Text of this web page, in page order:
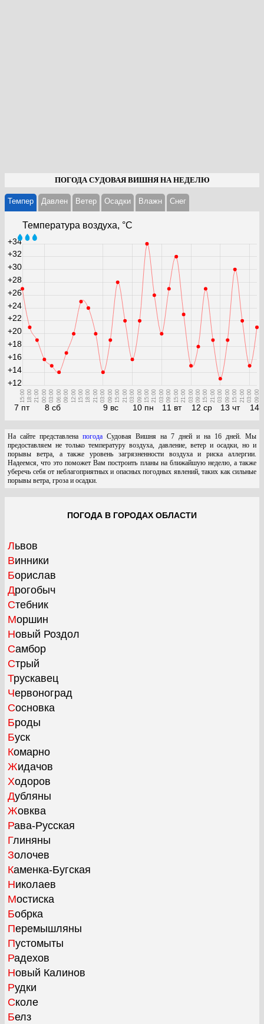
ПОГОДА СУДОВАЯ ВИШНЯ НА НЕДЕЛЮ
Темпер Давлен Ветер Осадки Влажн Cнег
Температура воздуха, °С
7 пт
15:00 18:00 21:00
8 сб
00:00 03:00 06:00 09:00 12:00 15:00 18:00 21:00
9 вс
03:00 09:00 15:00 21:00
10 пн
03:00 09:00 15:00 21:00
11 вт
03:00 09:00 15:00 21:00
12 ср
03:00 09:00 15:00 21:00
13 чт
03:00 09:00 15:00 21:00
14
03:00 09:00
+12
+14
+16
+18
+20
+22
+24
+26
+28
+30
+32
+34
На сайте представлена погода Судовая Вишня на 7 дней и на 16 дней. Мы
предоставляем не только температуру воздуха, давление, ветер и осадки, но и
порывы ветра, а также уровень загрязненности воздуха и риска аллергии.
Надеемся, что это поможет Вам построить планы на ближайшую неделю, а также
уберечь себя от неблагоприятных и опасных погодных явлений, таких как сильные
порывы ветра, гроза и осадки.
ПОГОДА В ГОРОДАХ ОБЛАСТИ
Львов
Винники
Борислав
Дрогобыч
Стебник
Моршин
Новый Роздол
Самбор
Стрый
Трускавец
Червоноград
Сосновка
Броды
Буск
Комарно
Жидачов
Ходоров
Дубляны
Жовква
Рава-Русская
Глиняны
Золочев
Каменка-Бугская
Николаев
Мостиска
Бобрка
Перемышляны
Пустомыты
Радехов
Новый Калинов
Рудки
Сколе
Белз